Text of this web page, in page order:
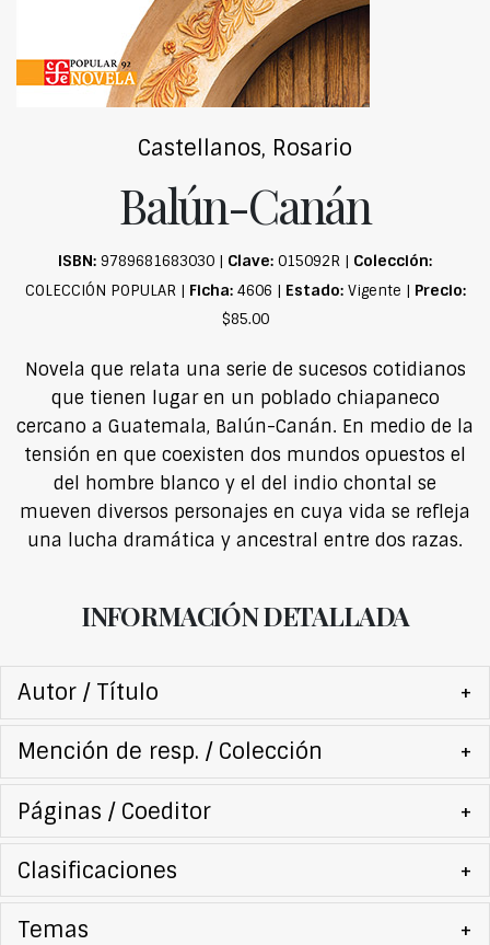
Castellanos, Rosario
Balún-Canán
ISBN: 9789681683030 | Clave: 015092R | Colección:
COLECCIÓN POPULAR | Ficha:4606 | Estado:Vigente | Precio:
$85.00
Novela que relata una serie de sucesos cotidianos
que tienen lugar en un poblado chiapaneco
cercano a Guatemala, Balún-Canán. En medio de la
tensión en que coexisten dos mundos opuestos el
del hombre blanco y el del indio chontal se
mueven diversos personajes en cuya vida se refleja
una lucha dramática y ancestral entre dos razas.
INFORMACIÓN DETALLADA
Autor / Título +
Mención de resp. / Colección +
Páginas / Coeditor +
Clasificaciones +
Temas +